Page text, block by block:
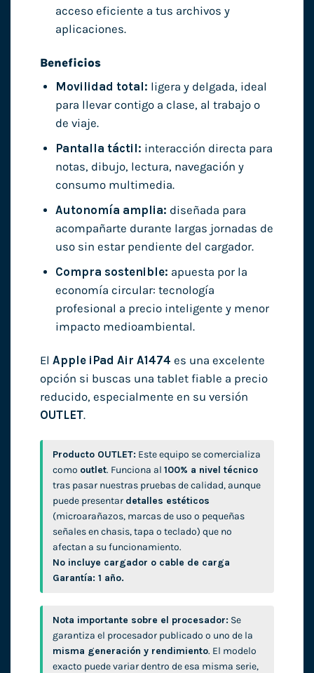
acceso eficiente a tus archivos y
aplicaciones.
Beneficios
Movilidad total: ligera y delgada, ideal
para llevar contigo a clase, al trabajo o
de viaje.
Pantalla táctil: interacción directa para
notas, dibujo, lectura, navegación y
consumo multimedia.
Autonomía amplia: diseñada para
acompañarte durante largas jornadas de
uso sin estar pendiente del cargador.
Compra sostenible: apuesta por la
economía circular: tecnología
profesional a precio inteligente y menor
impacto medioambiental.
El Apple iPad Air A1474 es una excelente
opción si buscas una tablet fiable a precio
reducido, especialmente en su versión
OUTLET.
Producto OUTLET: Este equipo se comercializa
como outlet. Funciona al 100% a nivel técnico
tras pasar nuestras pruebas de calidad, aunque
puede presentar detalles estéticos
(microarañazos, marcas de uso o pequeñas
señales en chasis, tapa o teclado) que no
afectan a su funcionamiento.
No incluye cargador o cable de carga
Garantía: 1 año.
Nota importante sobre el procesador: Se
garantiza el procesador publicado o uno de la
misma generación y rendimiento. El modelo
exacto puede variar dentro de esa misma serie,